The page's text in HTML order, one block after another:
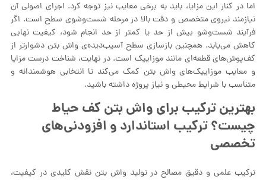
اما در کنار این مزایا، باید به برخی معایب نیز توجه کرد. اجرای اصولی آن
نیازمند نیروی متخصص و دقت بالا در مرحله شست‌وشوی سطح است. اگر
فرآیند شست‌وشو بیش از حد یا کمتر از حد انجام شود، کیفیت نهایی
کاهش می‌یابد. همچنین بازسازی سطح آسیب‌دیده‌ی واش بتن دشوارتر از
کف‌پوش‌های قطعه‌ای مانند موزاییک است. در نهایت، شناخت درست مزایا
و معایب موزاییک‌های واش بتن کمک می‌کند تا انتخابی هوشمندانه و
متناسب با شرایط محیطی و نیاز پروژه داشته باشید.
بهترین ترکیب برای واش بتن کف حیاط
چیست؟ ترکیب استاندارد و افزودنی‌های
تخصصی
ترکیب علمی و دقیق مصالح در تولید واش بتن نقش کلیدی در کیفیت،